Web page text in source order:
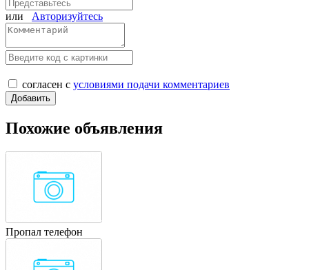
или Авторизуйтесь
согласен с условиями подачи комментариев
Похожие объявления
Пропал телефон